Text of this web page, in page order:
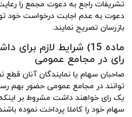
تشریفات راجع به دعوت مجمع را
دعوت به عدم اجابت درخواست خود
بازرسان تصریح نمایند.
ماده 15) شرایط لازم
رای در مجامع عمومی
صاحبان سهام یا نمایندگان آنان
توانند در مجامع عمومی حضور بهم
یک رای خواهند داشت مشروط بر
سهام خود را کاملا پرداخت نموده